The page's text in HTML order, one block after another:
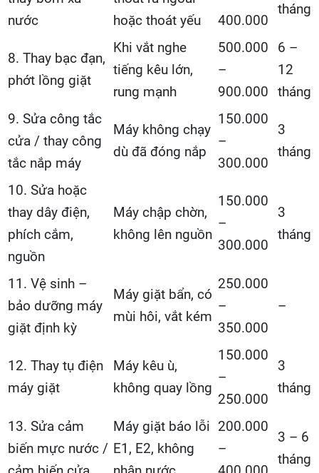
nước
hoặc thoát yếu
400.000
tháng
8. Thay bạc đạn,
phớt lồng giặt
Khi vắt nghe
tiếng kêu lớn,
rung mạnh
500.000
–
900.000
6 –
12
tháng
9. Sửa công tắc
cửa / thay công
tắc nắp máy
Máy không chạy
dù đã đóng nắp
150.000
–
300.000
3
tháng
10. Sửa hoặc
thay dây điện,
phích cắm,
nguồn
Máy chập chờn,
không lên nguồn
150.000
–
300.000
3
tháng
11. Vệ sinh –
bảo dưỡng máy
giặt định kỳ
Máy giặt bẩn, có
mùi hôi, vắt kém
250.000
–
350.000
–
12. Thay tụ điện
máy giặt
Máy kêu ù,
không quay lồng
150.000
–
250.000
3
tháng
13. Sửa cảm
biến mực nước /
Máy giặt báo lỗi
E1, E2, không
200.000
–
3 – 6
tháng